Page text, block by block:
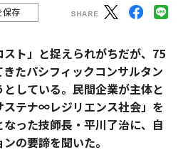
保存
ト」と捉えられがちだが、75
たパシフィックコンサルタン
している。民間企業が主体と
ステナ∞レジリエンス社会」を
った技師長・平川了治に、自
の要諦を聞いた。